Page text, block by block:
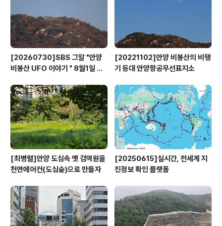
옛 1번국도로 조선시대 정조대왕이 ..
[20260730]SBS 그알 "안양
비봉산 UFO 이야기 " 8월1일 방
[20221102]안양 비봉산의 비행
기 등대 안양항공무선표지소
[최병렬]안양 도심속 옛 검역원을
천연에어컨(도심숲)으로 만들자
[20250615]실시간, 전세계 지
진정보 확인 플랫폼